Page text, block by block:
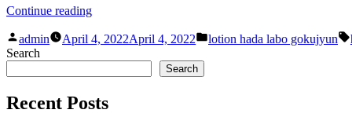
Da”
Continue reading“Lotion
Labo
Dụng
Cần
Posted
by
admin April 4, 2022April 4, 2022
Posted
lotion hada labo gokujyun
Search
Search
Recent Posts